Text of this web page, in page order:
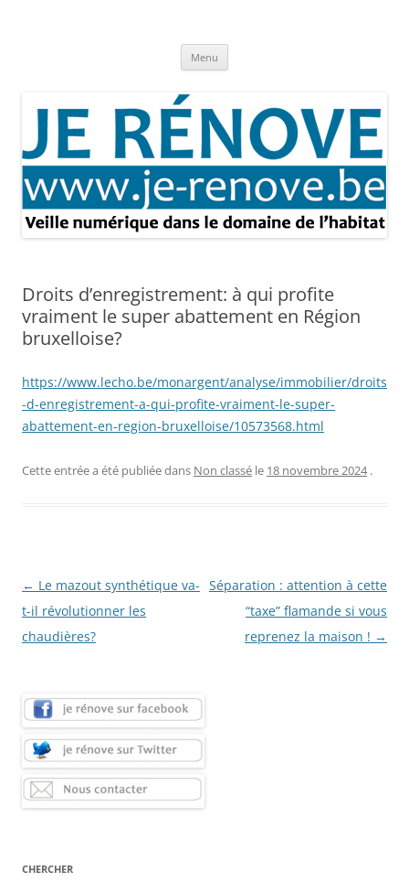
Menu
Droits d’enregistrement: à qui profite
vraiment le super abattement en Région
bruxelloise?
https://www.lecho.be/monargent/analyse/immobilier/droits
-d-enregistrement-a-qui-profite-vraiment-le-super-
abattement-en-region-bruxelloise/10573568.html
Cette entrée a été publiée dans Non classé le 18 novembre 2024 .
Navigation
des
articles
← Le mazout synthétique va-
t-il révolutionner les
chaudières?
Séparation : attention à cette
“taxe” flamande si vous
reprenez la maison ! →
CHERCHER